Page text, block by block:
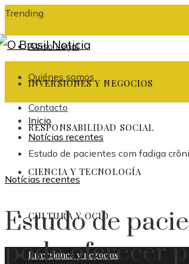
Trending
Aviso Legal
Quiénes somos
Contacto
INVERSIONES Y NEGOCIOS
RESPONSABILIDAD SOCIAL
CIENCIA Y TECNOLOGÍA
CULTURA Y OCIO
Inversiones y negocios
Inicio
Notícias recentes
Estudo de pacientes com fadiga
Notícias recentes
Estudo de
pode oferecer